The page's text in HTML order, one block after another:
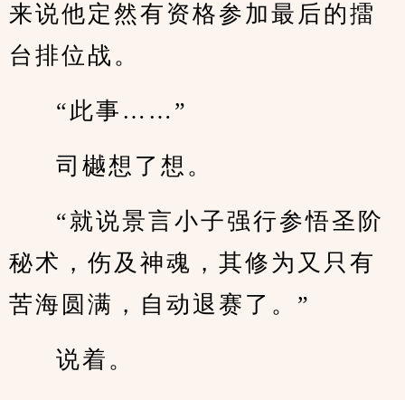
来说他定然有资格参加最后的擂
台排位战。
“此事……”
司樾想了想。
“就说景言小子强行参悟圣阶
秘术，伤及神魂，其修为又只有
苦海圆满，自动退赛了。”
说着。